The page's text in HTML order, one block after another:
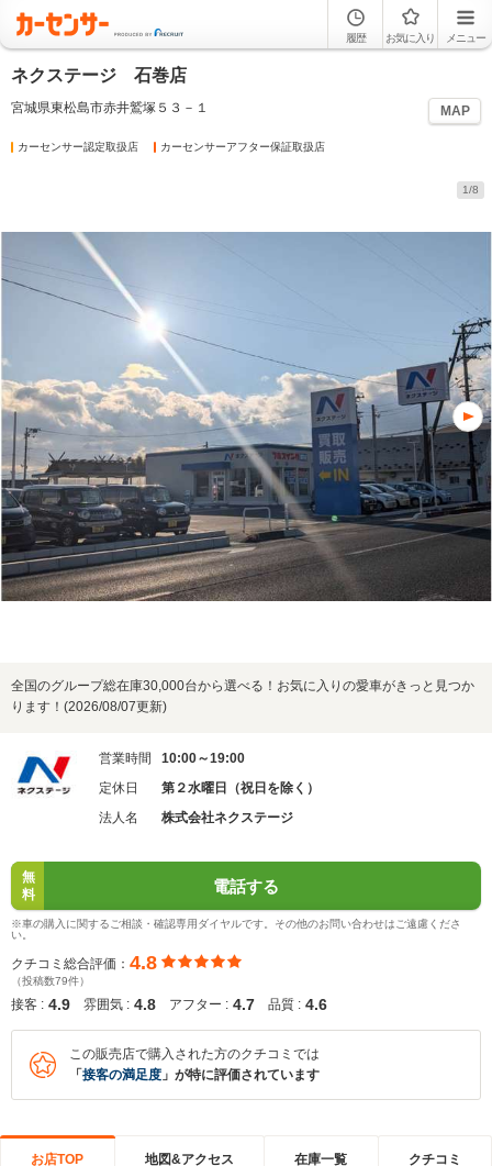
履歴 お気に入り メニュー
ネクステージ 石巻店
宮城県東松島市赤井鷲塚５３－１ MAP
カーセンサー認定取扱店 カーセンサーアフター保証取扱店
1/8
全国のグループ総在庫30,000台から選べる！お気に入りの愛車がきっと見つか
ります！(2026/08/07更新)
営業時間
10:00～19:00
定休日
第２水曜日（祝日を除く）
法人名
株式会社ネクステージ
無
料
電話する
※車の購入に関するご相談・確認専用ダイヤルです。その他のお問い合わせはご遠慮くださ
い。
クチコミ総合評価： 4.8
（投稿数79件）
接客 : 4.9 雰囲気 : 4.8 アフター : 4.7 品質 : 4.6
この販売店で購入された方のクチコミでは
「 接客の満足度 」が特に評価されています
お店TOP 地図&アクセス 在庫一覧 クチコミ